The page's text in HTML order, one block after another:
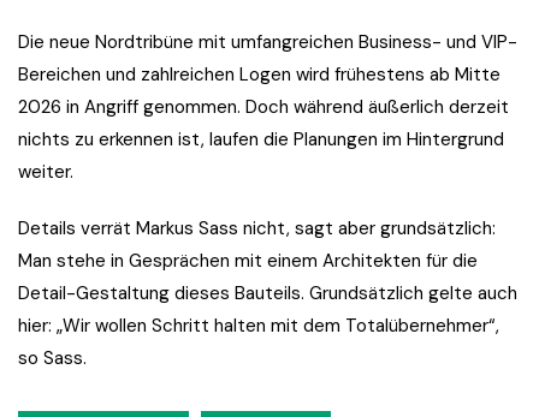
Die neue Nordtribüne mit umfangreichen Business- und VIP-
Bereichen und zahlreichen Logen wird frühestens ab Mitte
2026 in Angriff genommen. Doch während äußerlich derzeit
nichts zu erkennen ist, laufen die Planungen im Hintergrund
weiter.
Details verrät Markus Sass nicht, sagt aber grundsätzlich:
Man stehe in Gesprächen mit einem Architekten für die
Detail-Gestaltung dieses Bauteils. Grundsätzlich gelte auch
hier: „Wir wollen Schritt halten mit dem Totalübernehmer“,
so Sass.